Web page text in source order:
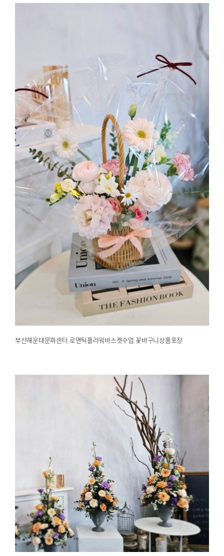
부산해운대문화센터 로맨틱플라워바스켓수업 꽃바구니상품포장
2025.03.04해운대한국문화센터
부산해운대문화센터 로맨틱플라워바스켓수업 꽃바구니상품포장
부산해운대한국문화센터 평생교육 화훼장식산업기사 플라워서…
2025.02.26해운대한국문화센터